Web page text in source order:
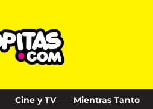
Cine y TV Mientras Tanto